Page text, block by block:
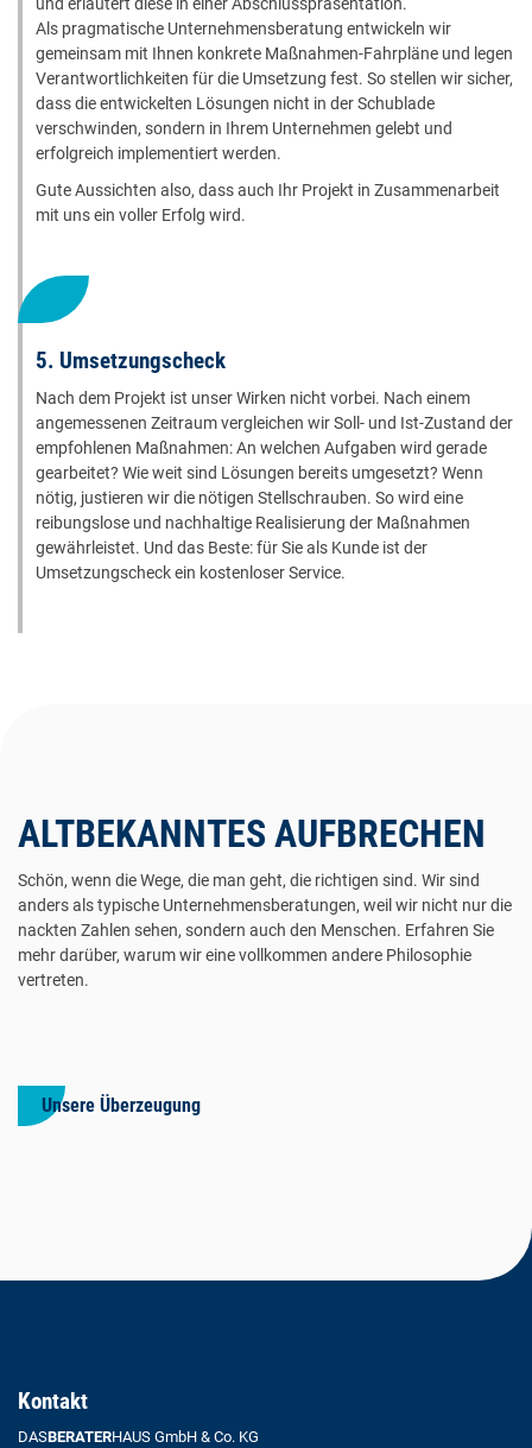
und erläutert diese in einer Abschlusspräsentation.
Als pragmatische Unternehmensberatung entwickeln wir
gemeinsam mit Ihnen konkrete Maßnahmen-Fahrpläne und legen
Verantwortlichkeiten für die Umsetzung fest. So stellen wir sicher,
dass die entwickelten Lösungen nicht in der Schublade
verschwinden, sondern in Ihrem Unternehmen gelebt und
erfolgreich implementiert werden.
Gute Aussichten also, dass auch Ihr Projekt in Zusammenarbeit
mit uns ein voller Erfolg wird.
5. Umsetzungscheck
Nach dem Projekt ist unser Wirken nicht vorbei. Nach einem
angemessenen Zeitraum vergleichen wir Soll- und Ist-Zustand der
empfohlenen Maßnahmen: An welchen Aufgaben wird gerade
gearbeitet? Wie weit sind Lösungen bereits umgesetzt? Wenn
nötig, justieren wir die nötigen Stellschrauben. So wird eine
reibungslose und nachhaltige Realisierung der Maßnahmen
gewährleistet. Und das Beste: für Sie als Kunde ist der
Umsetzungscheck ein kostenloser Service.
ALTBEKANNTES AUFBRECHEN
Schön, wenn die Wege, die man geht, die richtigen sind. Wir sind
anders als typische Unternehmensberatungen, weil wir nicht nur die
nackten Zahlen sehen, sondern auch den Menschen. Erfahren Sie
mehr darüber, warum wir eine vollkommen andere Philosophie
vertreten.
Unsere Überzeugung
Kontakt
DASBERATERHAUS GmbH & Co. KG